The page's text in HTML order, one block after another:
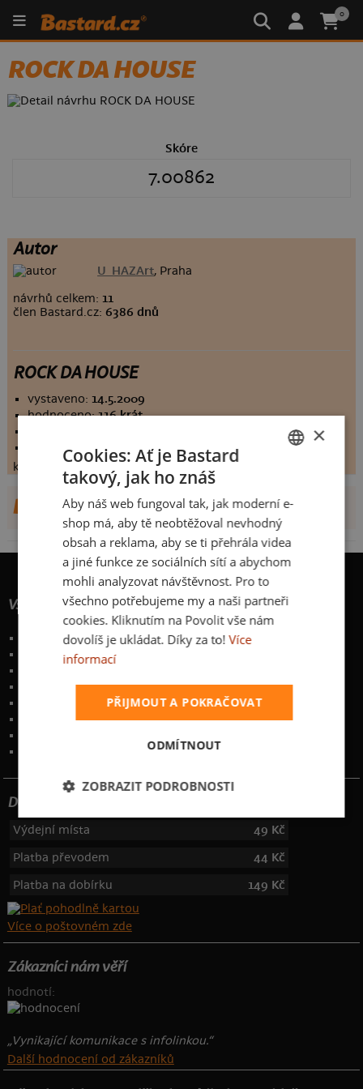
0
ROCK DA HOUSE
Skóre
7.00862
Autor
U_HAZArt, Praha
návrhů celkem: 11
člen Bastard.cz:6386 dnů
ROCK DA HOUSE
vystaveno: 14.5.2009
hodnoceno:116 krát
koupilo by:
53 lidí
konečné hodnocení:
7.00862
DALŠÍ NÁVRHY OD U_HAZART
Vše o nákupu
Poštovné a způsoby doručení
Garance výměny či vrácení
Zakázkový potisk textilu
Obchodní podmínky
Ochrana osobních údajů
Dotujeme poštovné
Výdejní místa
49 Kč
Platba převodem
44 Kč
Platba na dobírku
149 Kč
Více o poštovném zde
Zákazníci nám věří
hodnotí:
„Vynikající komunikace s infolinkou.“
Další hodnocení od zákazníků
SLOVAK
×
Cookies: Ať je Bastard
takový, jak ho znáš
Aby náš web fungoval tak, jak moderní e-
shop má, aby tě neobtěžoval nevhodný
obsah a reklama, aby se ti přehrála videa
a jiné funkce ze sociálních sítí a abychom
mohli analyzovat návštěvnost. Pro to
všechno potřebujeme my a naši partneři
cookies. Kliknutím na Povolit vše nám
dovolíš je ukládat. Díky za to! Více
informací
PŘIJMOUT A POKRAČOVAT
ODMÍTNOUT
ZOBRAZIT PODROBNOSTI